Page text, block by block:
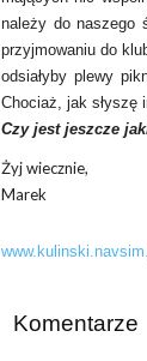
należy do naszego
przyjmowaniu do
odsiałyby plewy
Chociaż, jak słyszę
Czy jest jeszcze
Żyj wiecznie,
Marek
Komentarze